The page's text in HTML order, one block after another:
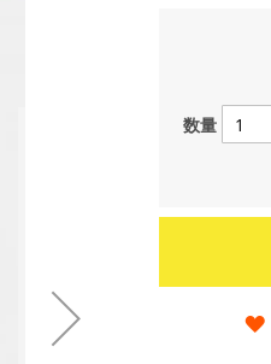
数量